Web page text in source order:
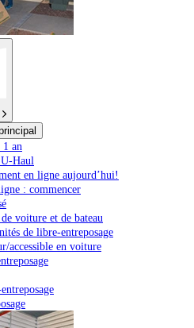
an
U-Haul
en ligne aujourd’hui!
: commencer
voiture et de bateau
de libre-entreposage
accessible en voiture